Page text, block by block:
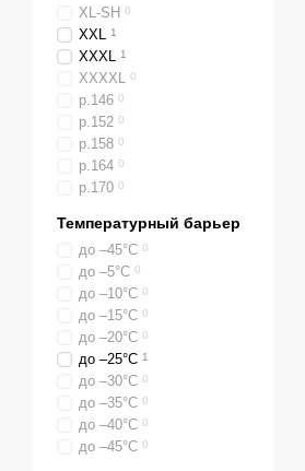
XL-SH 0
XXL 1
XXXL 1
XXXXL 0
р.146 0
р.152 0
р.158 0
р.164 0
р.170 0
Температурный барьер
до –45°C 0
до –5°C 0
до –10°C 0
до –15°C 0
до –20°C 0
до –25°C 1
до –30°C 0
до –35°C 0
до –40°C 0
до –45°С 0